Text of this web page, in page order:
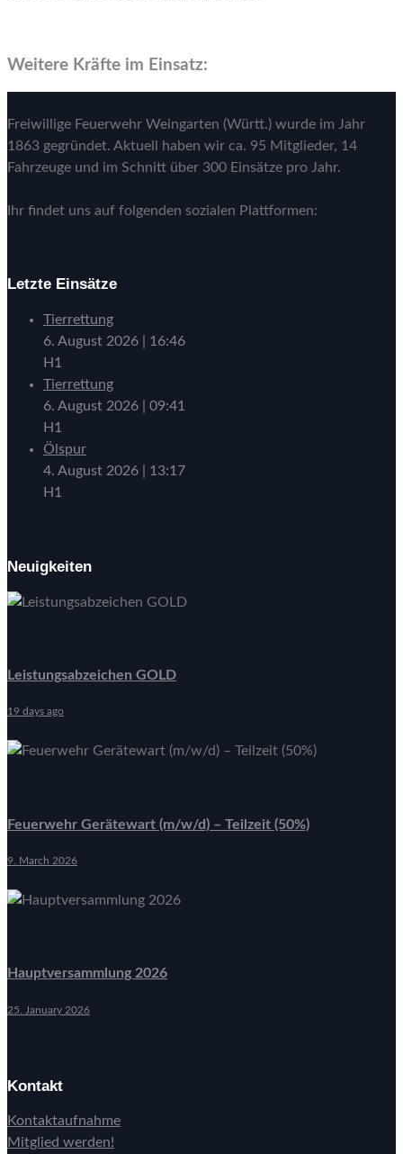
Weitere Kräfte im Einsatz:
Freiwillige Feuerwehr Weingarten (Württ.) wurde im Jahr
1863 gegründet. Aktuell haben wir ca. 95 Mitglieder, 14
Fahrzeuge und im Schnitt über 300 Einsätze pro Jahr.
Ihr findet uns auf folgenden sozialen Plattformen:
Letzte Einsätze
Tierrettung
6. August 2026
16:46
H1
Tierrettung
6. August 2026
09:41
H1
Ölspur
4. August 2026
13:17
H1
Neuigkeiten
Leistungsabzeichen GOLD
19 days ago
Feuerwehr Gerätewart (m/w/d) – Teilzeit (50%)
9. March 2026
Hauptversammlung 2026
25. January 2026
Kontakt
Kontaktaufnahme
Mitglied werden!